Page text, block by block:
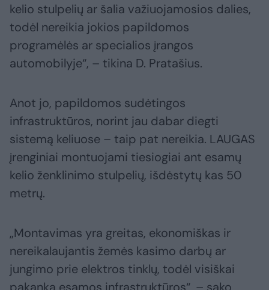
kelio stulpelių ar šalia važiuojamosios dalies,
todėl nereikia jokios papildomos
programėlės ar specialios įrangos
automobilyje“, – tikina D. Pratašius.
Anot jo, papildomos sudėtingos
infrastruktūros, norint jau dabar diegti
sistemą keliuose – taip pat nereikia. LAUGAS
įrenginiai montuojami tiesiogiai ant esamų
kelio ženklinimo stulpelių, išdėstytų kas 50
metrų.
„Montavimas yra greitas, ekonomiškas ir
nereikalaujantis žemės kasimo darbų ar
jungimo prie elektros tinklų, todėl visiškai